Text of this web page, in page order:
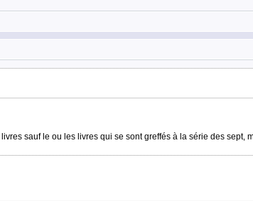
sauf le ou les livres qui se sont greffés à la série des sept,